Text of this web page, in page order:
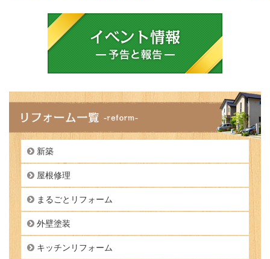
新築
屋根修理
まるごとリフォーム
外壁塗装
キッチンリフォーム